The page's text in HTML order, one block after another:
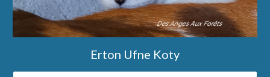
Erton Ufne Koty